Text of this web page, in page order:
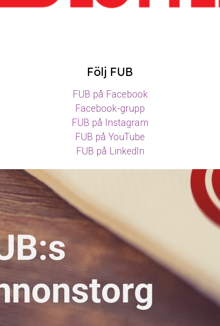
Följ FUB
FUB på Facebook
Facebook-grupp
FUB på Instagram
FUB på YouTube
FUB på LinkedIn